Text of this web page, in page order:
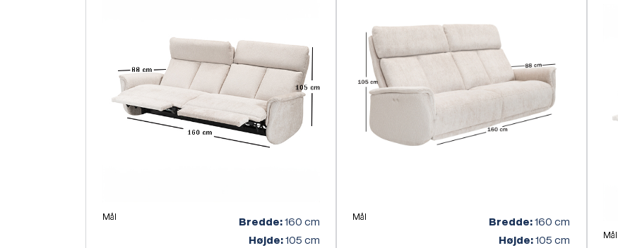
Mål Bredde:160 cm
Højde:105 cm
Mål Bredde:160 cm
Højde:105 cm Mål